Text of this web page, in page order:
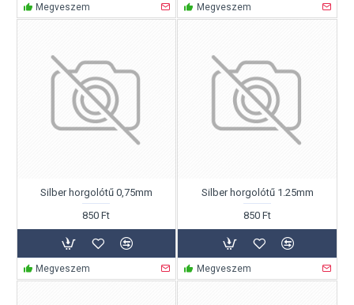
Megveszem Megveszem
Silber horgolótű 0,75mm
850 Ft
Megveszem
Silber horgolótű 1.25mm
850 Ft
Megveszem